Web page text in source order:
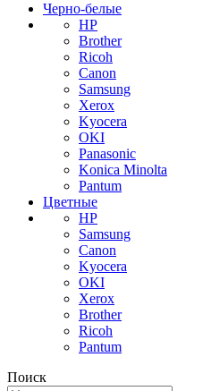
Черно-белые
HP
Brother
Ricoh
Canon
Samsung
Xerox
Kyocera
OKI
Panasonic
Konica Minolta
Pantum
Цветные
HP
Samsung
Canon
Kyocera
OKI
Xerox
Brother
Ricoh
Pantum
Поиск